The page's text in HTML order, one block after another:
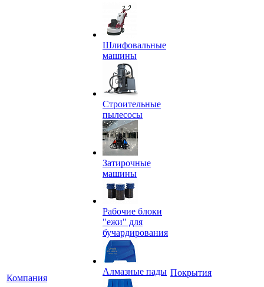
Компания
Шлифовальные
машины
Строительные
пылесосы
Затирочные
машины
Рабочие блоки
"ежи" для
бучардирования
Алмазные пады Покрытия